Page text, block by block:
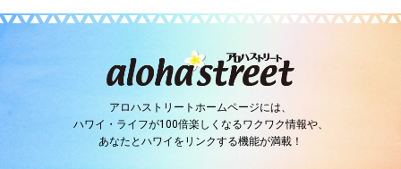
アロハストリートホームページには、
ハワイ・ライフが100倍楽しくなるワクワク情報や、
あなたとハワイをリンクする機能が満載！